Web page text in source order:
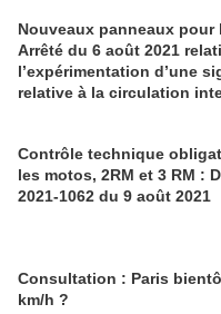
Nouveaux panneaux pour
Arrêté du 6 août 2021
l’expérimentation d’une
relative à la circulation
Contrôle technique
les motos, 2RM et 3 RM :
2021-1062 du 9 août 2021
Consultation : Paris
km/h ?